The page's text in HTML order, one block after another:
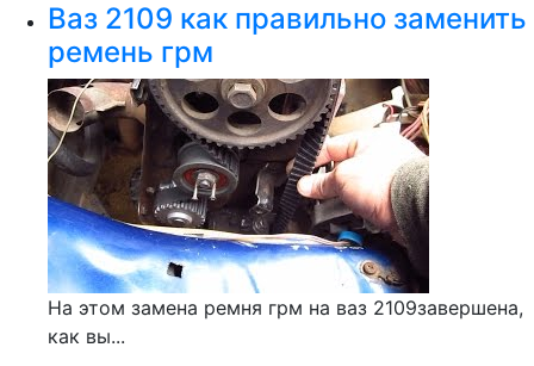
Ваз 2109 как правильно заменить
ремень грм
На этом замена ремня грм на ваз 2109завершена,
как вы...